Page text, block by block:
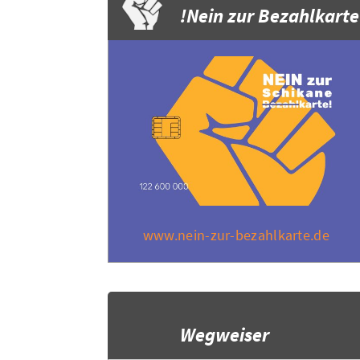
Nein zur Bezahlkarte!
www.nein-zur-bezahlkarte.de
Wegweiser